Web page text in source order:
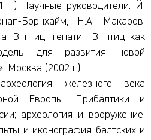
г.) Научные руководители: Й.
Борнхайм, Н.А. Макаров.
В птиц; гепатит В птиц как
для развития новой
Москва (2002 г.)
археология железного века
Европы, Прибалтики и
археология и вооружение,
и иконография балтских и